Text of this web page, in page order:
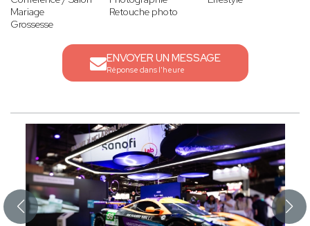
Mariage
Grossesse
Retouche photo
ENVOYER UN MESSAGE
Réponse dans l'heure